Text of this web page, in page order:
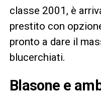
classe 2001, è
prestito con
pronto a dare il
blucerchiati.
Blasone e